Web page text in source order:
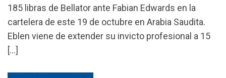
185 libras de Bellator ante Fabian Edwards en la
cartelera de este 19 de octubre en Arabia Saudita.
Eblen viene de extender su invicto profesional a 15
[…]